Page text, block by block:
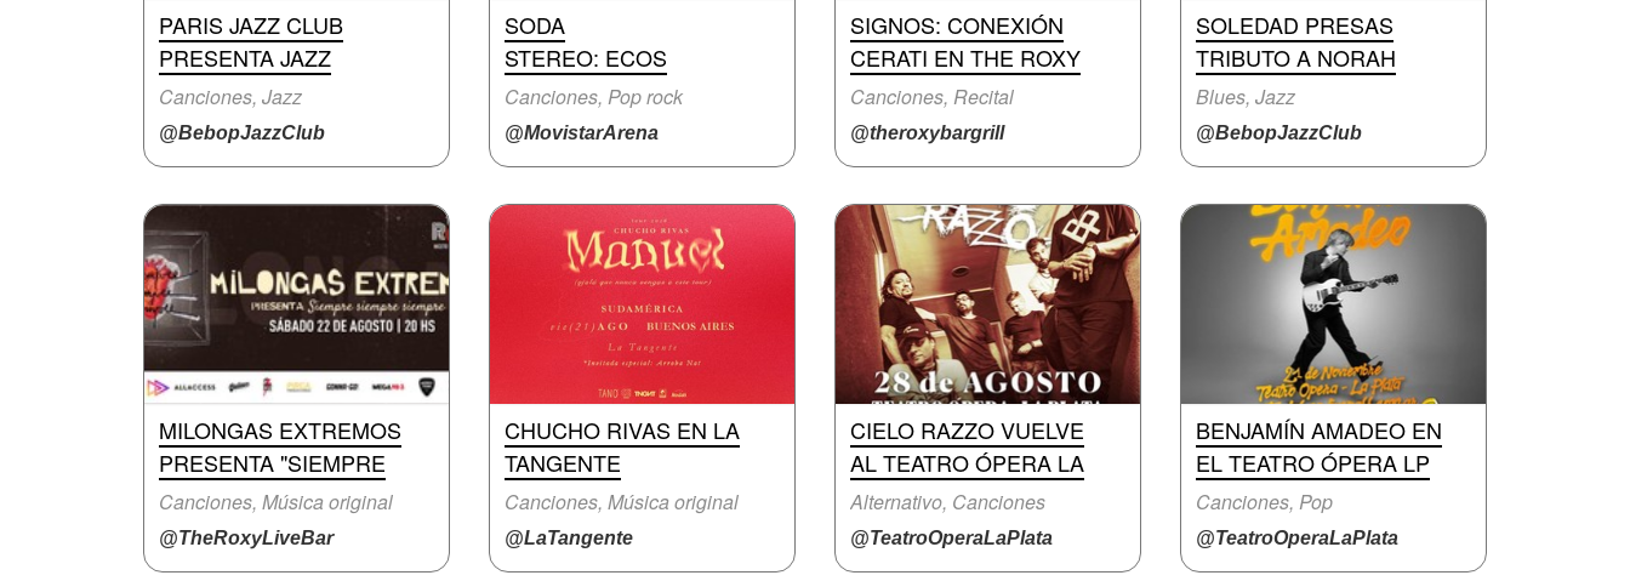
PARIS JAZZ CLUB
PRESENTA JAZZ
Canciones, Jazz
@BebopJazzClub
SODA
STEREO: ECOS
Canciones, Pop rock
@MovistarArena
SIGNOS: CONEXIÓN
CERATI EN THE ROXY
Canciones, Recital
@theroxybargrill
SOLEDAD PRESAS
TRIBUTO A NORAH
Blues, Jazz
@BebopJazzClub
MILONGAS EXTREMOS
PRESENTA "SIEMPRE
Canciones, Música original
@TheRoxyLiveBar
CHUCHO RIVAS EN LA
TANGENTE
Canciones, Música original
@LaTangente
CIELO RAZZO VUELVE
AL TEATRO ÓPERA LA
Alternativo, Canciones
@TeatroOperaLaPlata
BENJAMÍN AMADEO EN
EL TEATRO ÓPERA LP
Canciones, Pop
@TeatroOperaLaPlata